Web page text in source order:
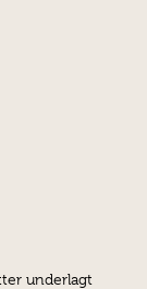
underlagt